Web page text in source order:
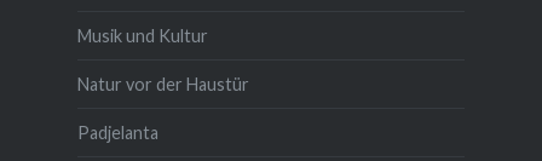
Musik und Kultur
Natur vor der Haustür
Padjelanta